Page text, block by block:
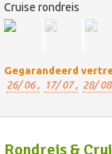
Cruise rondreis
Gegarandeerd
26/ 06 ,
17/ 07 , 28/ 08
Rondreis &